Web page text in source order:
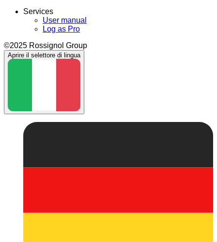
Services
User manual
Log as Pro
©2025 Rossignol Group
Aprire il selettore di lingua